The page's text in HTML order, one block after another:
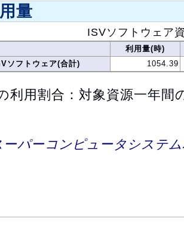
量
ISVソフトウェア
利用量(時)
ソフトウェア(合計)
1054.39
利用割合：対象資源一年間
パーコンピュータシステ